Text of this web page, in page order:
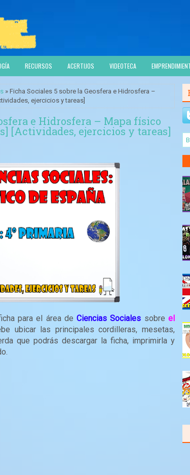
RECURSOS ACERTIJOS VIDEOTECA
» Ficha Sociales 5 sobre la Geosfera e Hidrosfera –
ejercicios y tareas]
e Hidrosfera – Mapa físico
[Actividades, ejercicios y tareas]
para el área deCiencias Sociales sobreel
ubicar las principales cordilleras, mesetas,
que podrás descargar la ficha, imprimirla y